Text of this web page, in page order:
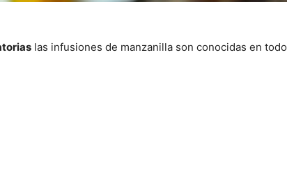
las infusiones de manzanilla son conocidas en